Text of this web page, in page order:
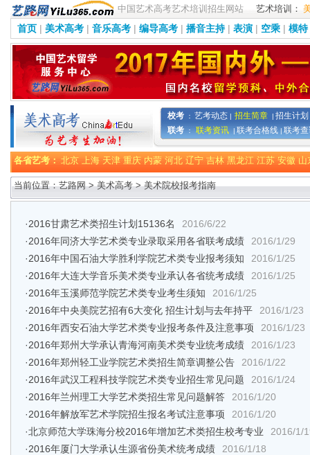
中国艺术高考艺术培训招生网站 艺术培训：
首页 | 美术高考 | 音乐高考 | 编导高考 | 播音主持 | 表演 | 空乘 | 模特
校考 ： 艺考动态 | 招生简章 | 招生计划
联考
： 联考资讯 | 联考合格线 | 联考
各省艺考： 北京 上海 天津 重庆 内蒙 河北 辽宁 吉林 黑龙江 江苏 安徽 山
当前位置：艺路网 >美术高考>美术院校报考指南
·2016甘肃艺术类招生计划15136名
2016/6/22
·2016年同济大学艺术类专业录取采用各省联考成绩
2016/1/29
·2016年中国石油大学胜利学院艺术类专业报考须知
2016/1/25
·2016年大连大学音乐美术类专业承认各省统考成绩
2016/1/25
·2016年玉溪师范学院艺术类专业考生须知
2016/1/25
·2016年中央美院艺招有6大变化 招生计划与去年持平
2016/1/23
·2016年西安石油大学艺术类专业报考条件及注意事项
2016/1/23
·2016年郑州大学承认青海河南美术类专业统考成绩
2016/1/23
·2016年郑州轻工业学院艺术类招生简章调整公告
2016/1/22
·2016年武汉工程科技学院艺术类专业招生常见问题
2016/1/24
·2016年兰州理工大学艺术类招生常见问题解答
2016/1/20
·2016年解放军艺术学院招生报名考试注意事项
2016/1/20
·北京师范大学珠海分校2016年增加艺术类招生校考专业
2016/1/
·2016年厦门大学承认生源省份美术统考成绩
2016/1/18